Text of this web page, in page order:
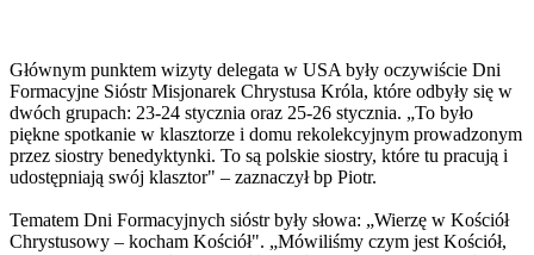
Głównym punktem wizyty delegata w USA były oczywiście Dni
Formacyjne Sióstr Misjonarek Chrystusa Króla, które odbyły się w
dwóch grupach: 23-24 stycznia oraz 25-26 stycznia. „To było
piękne spotkanie w klasztorze i domu rekolekcyjnym prowadzonym
przez siostry benedyktynki. To są polskie siostry, które tu pracują i
udostępniają swój klasztor" – zaznaczył bp Piotr.
Tematem Dni Formacyjnych sióstr były słowa: „Wierzę w Kościół
Chrystusowy – kocham Kościół". „Mówiliśmy czym jest Kościół,